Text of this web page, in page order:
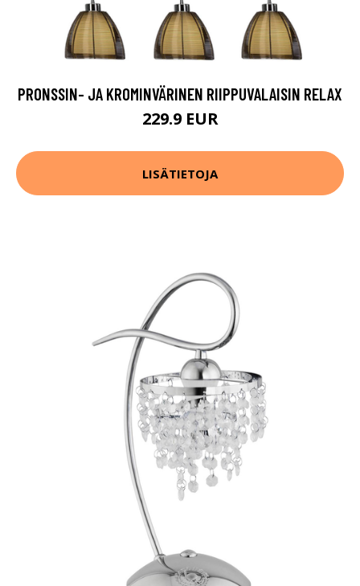
PRONSSIN- JA KROMINVÄRINEN RIIPPUVALAISIN RELAX
229.9 EUR
LISÄTIETOJA